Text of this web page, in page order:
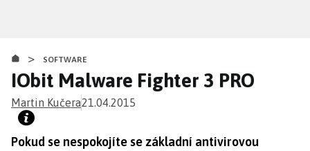
obsahu
> SOFTWARE
IObit Malware Fighter 3 PRO
Martin Kučera21.04.2015
Pokud se nespokojíte se základní antivirovou